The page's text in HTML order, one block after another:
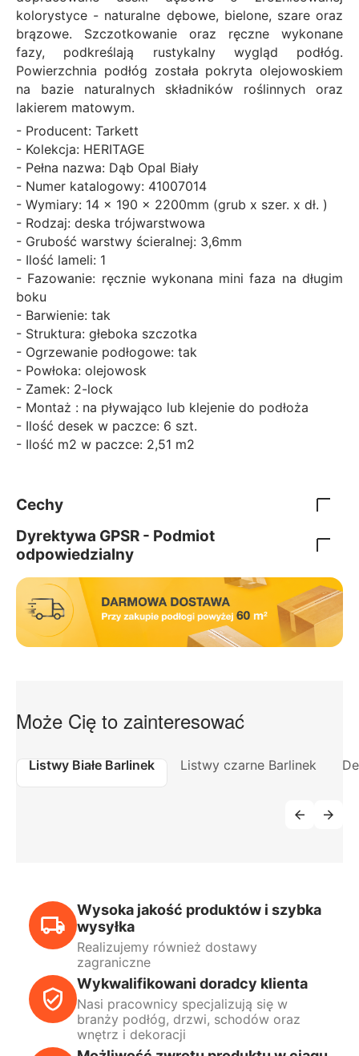
kolorystyce - naturalne dębowe, bielone, szare oraz
brązowe. Szczotkowanie oraz ręczne wykonane
fazy, podkreślają rustykalny wygląd podłóg.
Powierzchnia podłóg została pokryta olejowoskiem
na bazie naturalnych składników roślinnych oraz
lakierem matowym.
- Producent: Tarkett
- Kolekcja: HERITAGE
- Pełna nazwa: Dąb Opal Biały
- Numer katalogowy: 41007014
- Wymiary: 14 x 190 x 2200mm (grub x szer. x dł. )
- Rodzaj: deska trójwarstwowa
- Grubość warstwy ścieralnej: 3,6mm
- Ilość lameli: 1
- Fazowanie: ręcznie wykonana mini faza na długim
boku
- Barwienie: tak
- Struktura: głeboka szczotka
- Ogrzewanie podłogowe: tak
- Powłoka: olejowosk
- Zamek: 2-lock
- Montaż : na pływająco lub klejenie do podłoża
- Ilość desek w paczce: 6 szt.
- Ilość m2 w paczce: 2,51 m2
Cechy
Dyrektywa GPSR - Podmiot
odpowiedzialny
Może Cię to zainteresować
Listwy Białe Barlinek Listwy czarne Barlinek
Wysoka jakość produktów i szybka
wysyłka
Realizujemy również dostawy
zagraniczne
Wykwalifikowani doradcy klienta
Nasi pracownicy specjalizują się w
branży podłóg, drzwi, schodów oraz
wnętrz i dekoracji